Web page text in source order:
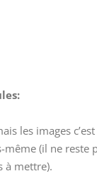
les images
(il ne reste
à mettre).